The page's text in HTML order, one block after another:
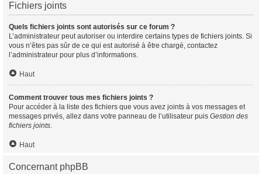
Fichiers joints
Quels fichiers joints sont autorisés sur ce forum ?
L’administrateur peut autoriser ou interdire certains types de fichiers joints. Si
vous n’êtes pas sûr de ce qui est autorisé à être chargé, contactez
l’administrateur pour plus d’informations.
Haut
Comment trouver tous mes fichiers joints ?
Pour accéder à la liste des fichiers que vous avez joints à vos messages et
messages privés, allez dans votre panneau de l’utilisateur puis Gestion des
fichiers joints.
Haut
Concernant phpBB